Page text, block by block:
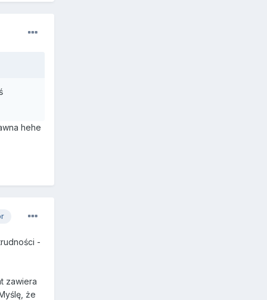
hehe
-
zawiera
że